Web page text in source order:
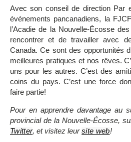
Avec son conseil de direction Par
événements pancanadiens, la
l’Acadie de la Nouvelle-Écosse
rencontrer et de travailler avec
Canada. Ce sont des opportunités
meilleures pratiques et nos rêves.
uns pour les autres. C’est des
coins du pays. C’est une force
faire partie!
Pour en apprendre davantage au
provincial de la Nouvelle-Écosse,
Twitter, et visitez leursite web!